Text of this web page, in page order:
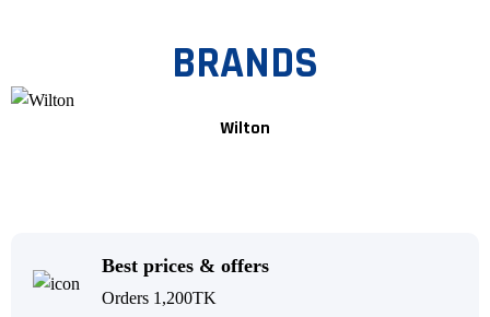
BRANDS
Wilton
Best prices & offers
Orders 1,200TK